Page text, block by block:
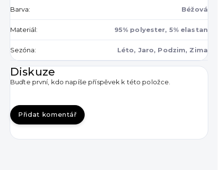
Barva: Béžová
Materiál: 95% polyester, 5% elastan
Sezóna: Léto, Jaro, Podzim, Zima
Diskuze
Buďte první, kdo napíše příspěvek k této položce.
Přidat komentář